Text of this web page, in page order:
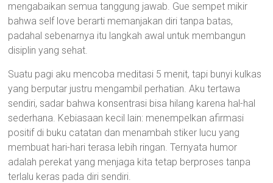
mengabaikan semua tanggung jawab. Gue sempet mikir
bahwa self love berarti memanjakan diri tanpa batas,
padahal sebenarnya itu langkah awal untuk membangun
disiplin yang sehat.
Suatu pagi aku mencoba meditasi 5 menit, tapi bunyi kulkas
yang berputar justru mengambil perhatian. Aku tertawa
sendiri, sadar bahwa konsentrasi bisa hilang karena hal-hal
sederhana. Kebiasaan kecil lain: menempelkan afirmasi
positif di buku catatan dan menambah stiker lucu yang
membuat hari-hari terasa lebih ringan. Ternyata humor
adalah perekat yang menjaga kita tetap berproses tanpa
terlalu keras pada diri sendiri.